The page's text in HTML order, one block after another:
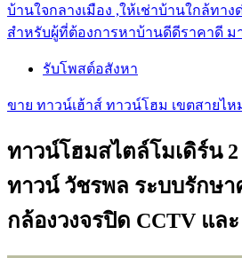
บ้านใจกลางเมือง ,ให้เช่าบ้านใกล้ทา
สำหรับผู้ที่ต้องการหาบ้านดีดีราคาดี
รับโพสต์อสังหา
ขาย ทาวน์เฮ้าส์ ทาวน์โฮม เขตสายไห
ทาวน์โฮมสไตล์โมเดิร์น
ทาวน์ วัชรพล ระบบรักษ
กล้องวงจรปิด CCTV แล